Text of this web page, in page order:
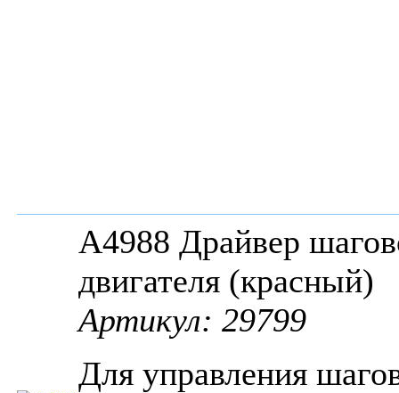
A4988 Драйвер
двигателя (красный)
Артикул: 29799
Для управления